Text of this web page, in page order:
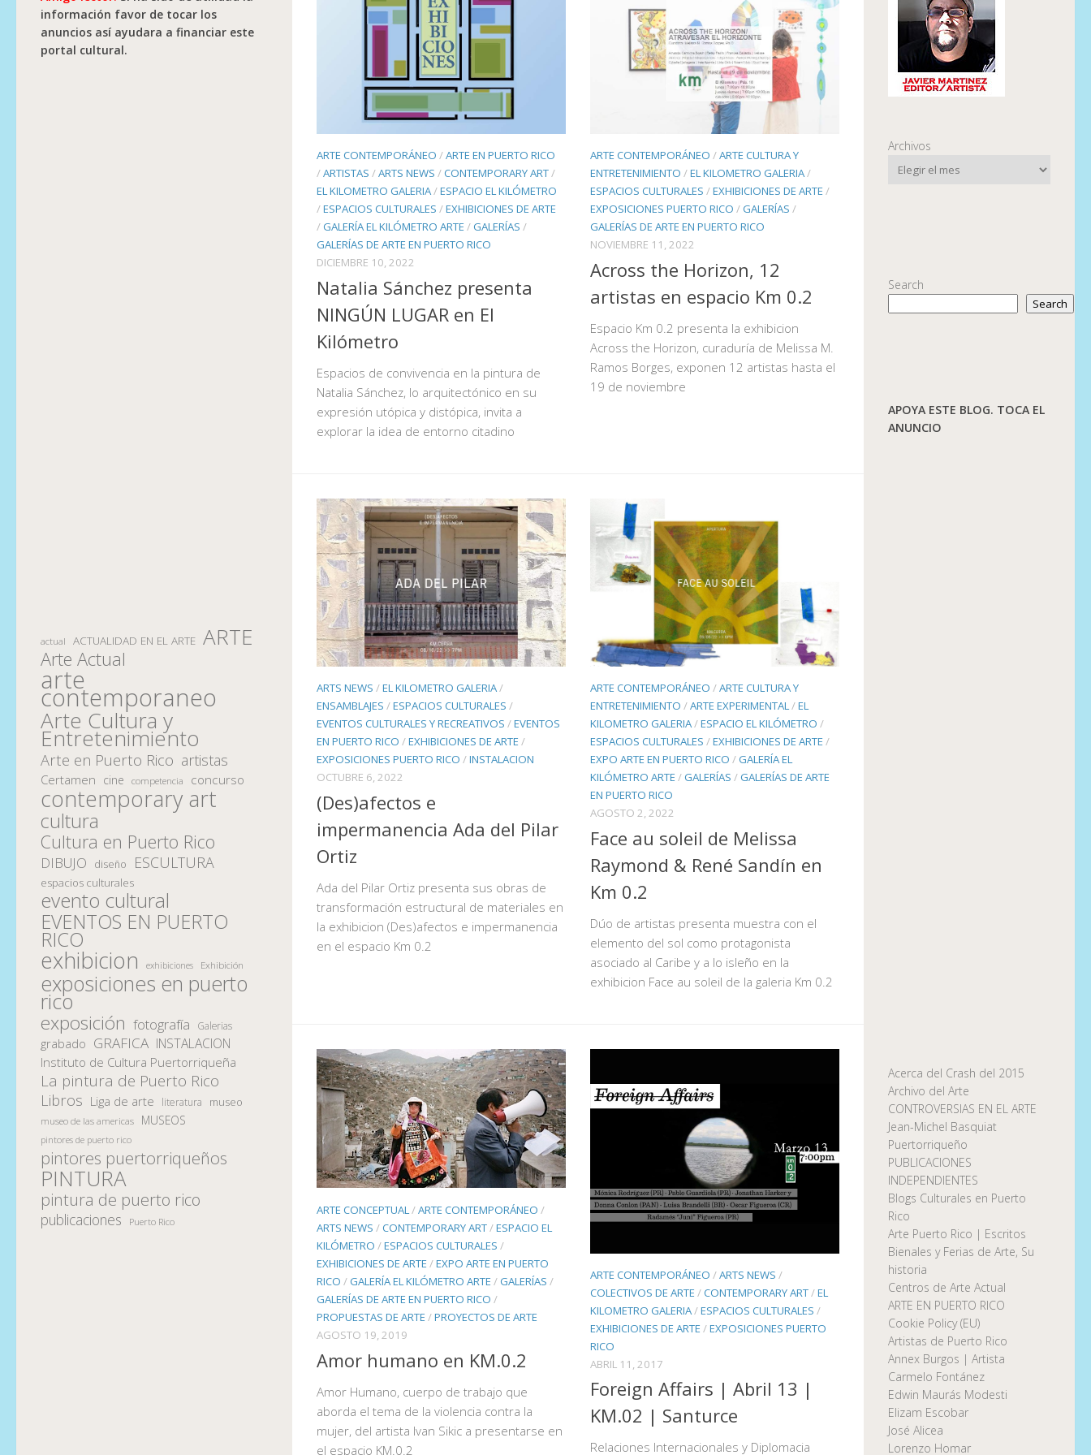
ARTE CONTEMPORÁNEO /ARTE EN PUERTO RICO
/ARTISTAS /ARTS NEWS /CONTEMPORARY ART/
EL KILOMETRO GALERIA/ESPACIO EL KILÓMETRO
/ESPACIOS CULTURALES /EXHIBICIONES DE ARTE
/ GALERÍA EL KILÓMETRO ARTE / GALERÍAS /
GALERÍAS DE ARTE EN PUERTO RICO
DICIEMBRE 10, 2022
Natalia Sánchez presenta
NINGÚN LUGAR en El
Kilómetro
Espacios de convivencia en la pintura de
Natalia Sánchez, lo arquitectónico en su
expresión utópica y distópica, invita a
explorar la idea de entorno citadino
ARTE CONTEMPORÁNEO /ARTE CULTURA Y
ENTRETENIMIENTO /EL KILOMETRO GALERIA/
ESPACIOS CULTURALES /EXHIBICIONES DE ARTE /
EXPOSICIONES PUERTO RICO / GALERÍAS /
GALERÍAS DE ARTE EN PUERTO RICO
NOVIEMBRE 11, 2022
Across the Horizon, 12
artistas en espacio Km 0.2
Espacio Km 0.2 presenta la exhibicion
Across the Horizon, curaduría de Melissa M.
Ramos Borges, exponen 12 artistas hasta el
19 de noviembre
ARTS NEWS /EL KILOMETRO GALERIA/
ENSAMBLAJES /ESPACIOS CULTURALES /
EVENTOS CULTURALES Y RECREATIVOS /EVENTOS
EN PUERTO RICO /EXHIBICIONES DE ARTE /
EXPOSICIONES PUERTO RICO /INSTALACION
OCTUBRE 6, 2022
(Des)afectos e
impermanencia Ada del Pilar
Ortiz
Ada del Pilar Ortiz presenta sus obras de
transformación estructural de materiales en
la exhibicion (Des)afectos e impermanencia
en el espacio Km 0.2
ARTE CONTEMPORÁNEO /ARTE CULTURA Y
ENTRETENIMIENTO /ARTE EXPERIMENTAL/EL
KILOMETRO GALERIA/ESPACIO EL KILÓMETRO /
ESPACIOS CULTURALES /EXHIBICIONES DE ARTE /
EXPO ARTE EN PUERTO RICO / GALERÍA EL
KILÓMETRO ARTE / GALERÍAS / GALERÍAS DE ARTE
EN PUERTO RICO
AGOSTO 2, 2022
Face au soleil de Melissa
Raymond & René Sandín en
Km 0.2
Dúo de artistas presenta muestra con el
elemento del sol como protagonista
asociado al Caribe y a lo isleño en la
exhibicion Face au soleil de la galeria Km 0.2
ARTE CONCEPTUAL/ARTE CONTEMPORÁNEO /
ARTS NEWS /CONTEMPORARY ART/ESPACIO EL
KILÓMETRO /ESPACIOS CULTURALES /
EXHIBICIONES DE ARTE /EXPO ARTE EN PUERTO
RICO / GALERÍA EL KILÓMETRO ARTE / GALERÍAS /
GALERÍAS DE ARTE EN PUERTO RICO /
PROPUESTAS DE ARTE /PROYECTOS DE ARTE
AGOSTO 19, 2019
Amor humano en KM.0.2
Amor Humano, cuerpo de trabajo que
aborda el tema de la violencia contra la
mujer, del artista Ivan Sikic a presentarse en
el espacio KM.0.2
ARTE CONTEMPORÁNEO /ARTS NEWS /
COLECTIVOS DE ARTE /CONTEMPORARY ART /EL
KILOMETRO GALERIA /ESPACIOS CULTURALES /
EXHIBICIONES DE ARTE /EXPOSICIONES PUERTO
RICO
ABRIL 11, 2017
Foreign Affairs | Abril 13 |
KM.02 | Santurce
Relaciones Internacionales y Diplomacia
información favor de tocar los
anuncios así ayudara a financiar este
portal cultural.
actual ACTUALIDAD EN EL ARTE ARTE
Arte Actual
arte
contemporaneo
Arte Cultura y
Entretenimiento
Arte en Puerto Rico artistas
Certamen cine competencia concurso
contemporary art
cultura
Cultura en Puerto Rico
DIBUJO diseño ESCULTURA
espacios culturales
evento cultural
EVENTOS EN PUERTO
RICO
exhibicion exhibiciones Exhibición
exposiciones en puerto
rico
exposición fotografía Galerias
grabado GRAFICA INSTALACION
Instituto de Cultura Puertorriqueña
La pintura de Puerto Rico
Libros Liga de arte literatura museo
museo de las americas MUSEOS
pintores de puerto rico
pintores puertorriqueños
PINTURA
pintura de puerto rico
publicaciones Puerto Rico
Archivos
Search
Search
APOYA ESTE BLOG. TOCA EL
ANUNCIO
Acerca del Crash del 2015
Archivo del Arte
CONTROVERSIAS EN EL ARTE
Jean-Michel Basquiat
Puertorriqueño
PUBLICACIONES
INDEPENDIENTES
Blogs Culturales en Puerto
Rico
Arte Puerto Rico | Escritos
Bienales y Ferias de Arte, Su
historia
Centros de Arte Actual
ARTE EN PUERTO RICO
Cookie Policy (EU)
Artistas de Puerto Rico
Annex Burgos | Artista
Carmelo Fontánez
Edwin Maurás Modesti
Elizam Escobar
José Alicea
Lorenzo Homar